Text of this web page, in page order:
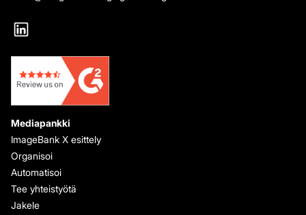
Mediapankki
ImageBank X esittely
Organisoi
Automatisoi
Tee yhteistyötä
Jakele